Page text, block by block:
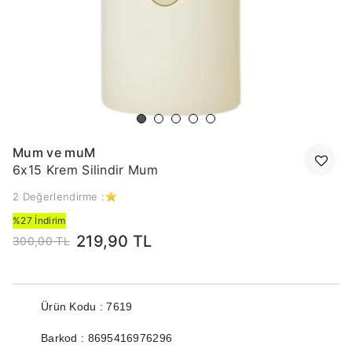
Mum ve muM
6x15 Krem Silindir Mum
2 Değerlendirme :
%27 İndirim
300,00 TL 219,90 TL
Ürün Kodu : 7619
Barkod : 8695416976296